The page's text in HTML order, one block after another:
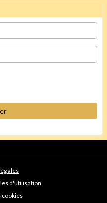
d'utilisation
cookies